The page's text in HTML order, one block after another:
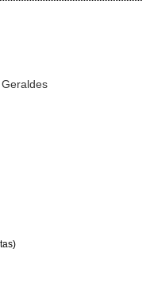
Geraldes